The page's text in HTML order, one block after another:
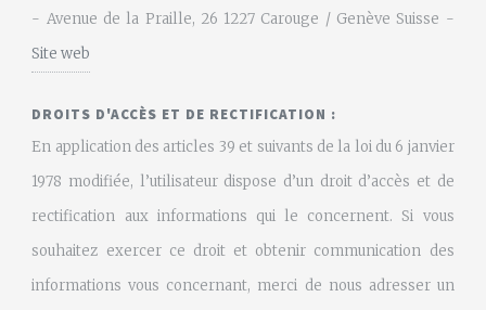
- Avenue de la Praille, 26 1227 Carouge / Genève Suisse -
Site web
DROITS D'ACCÈS ET DE RECTIFICATION :
En application des articles 39 et suivants de la loi du 6 janvier
1978 modifiée, l’utilisateur dispose d’un droit d’accès et de
rectification aux informations qui le concernent. Si vous
souhaitez exercer ce droit et obtenir communication des
informations vous concernant, merci de nous adresser un